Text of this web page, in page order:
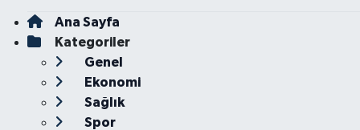
Ana Sayfa
Kategoriler
Genel
Ekonomi
Sağlık
Spor